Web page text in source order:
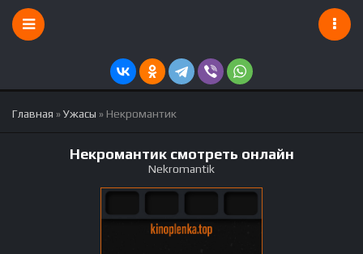
Главная »Ужасы » Некромантик
Некромантик смотреть онлайн
Nekromantik